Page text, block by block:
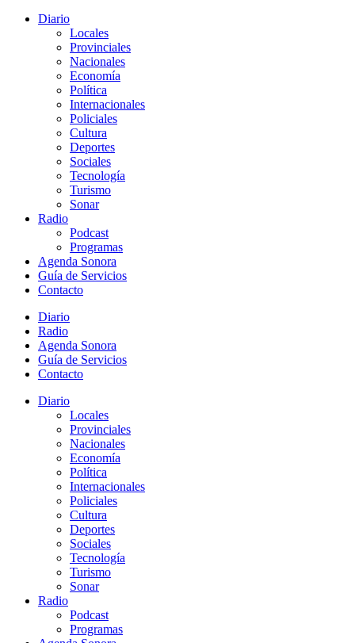
Diario
Locales
Provinciales
Nacionales
Economía
Política
Internacionales
Policiales
Cultura
Deportes
Sociales
Tecnología
Turismo
Sonar
Radio
Podcast
Programas
Agenda Sonora
Guía de Servicios
Contacto
Diario
Radio
Agenda Sonora
Guía de Servicios
Contacto
Diario
Locales
Provinciales
Nacionales
Economía
Política
Internacionales
Policiales
Cultura
Deportes
Sociales
Tecnología
Turismo
Sonar
Radio
Podcast
Programas